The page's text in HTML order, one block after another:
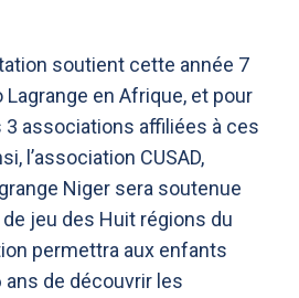
soutient cette année 7
en Afrique, et pour
3 associations affiliées à ces
l’association CUSAD,
Niger sera soutenue
jeu des Huit régions du
permettra aux enfants
ans de découvrir les